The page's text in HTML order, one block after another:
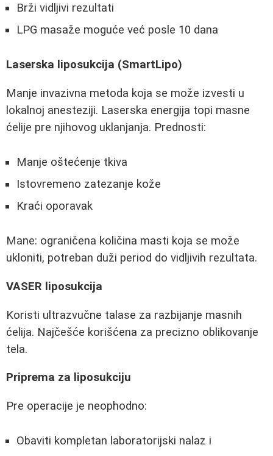
Brži vidljivi rezultati
LPG masaže moguće već posle 10 dana
Laserska liposukcija (SmartLipo)
Manje invazivna metoda koja se može izvesti u
lokalnoj anesteziji. Laserska energija topi masne
ćelije pre njihovog uklanjanja. Prednosti:
Manje oštećenje tkiva
Istovremeno zatezanje kože
Kraći oporavak
Mane: ograničena količina masti koja se može
ukloniti, potreban duži period do vidljivih rezultata.
VASER liposukcija
Koristi ultrazvučne talase za razbijanje masnih
ćelija. Najčešće korišćena za precizno oblikovanje
tela.
Priprema za liposukciju
Pre operacije je neophodno:
Obaviti kompletan laboratorijski nalaz i